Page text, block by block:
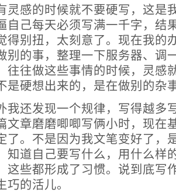
灵感的时候就不要硬写，这是
自己每天必须写满一千字，结
得别扭，太刻意了。现在我的
别的事，整理一下服务器、调
往往做这些事情的时候，灵感
是硬想出来的，是在做别的杂
我还发现一个规律，写得越多
文章磨磨唧唧写俩小时，现在
了。不是因为我文笔变好了，
知道自己要写什么，用什么样
这些都形成了习惯。说到底写
巧的活儿。